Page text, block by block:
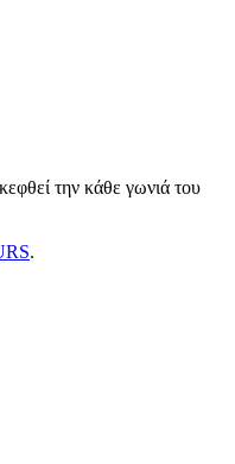
την κάθε γωνιά του
.